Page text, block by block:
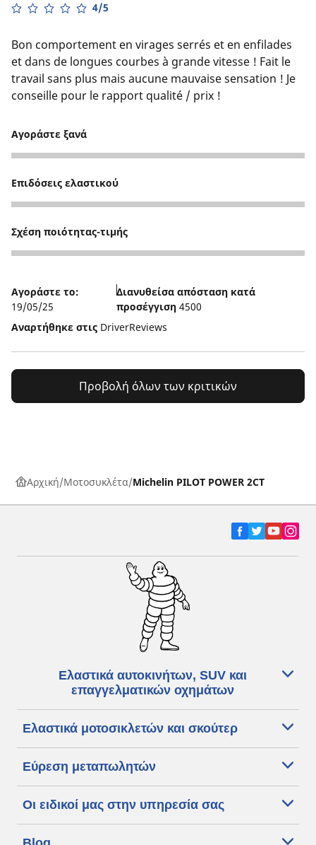
4/5
Bon comportement en virages serrés et en enfilades
et dans de longues courbes à grande vitesse ! Fait le
travail sans plus mais aucune mauvaise sensation ! Je
conseille pour le rapport qualité / prix !
Αγοράστε ξανά
4
Επιδόσεις ελαστικού
3
Σχέση ποιότητας-τιμής
5
Αγοράστε το:
19/05/25
Διανυθείσα απόσταση κατά
προσέγγιση4500
Αναρτήθηκε στις DriverReviews
Προβολή όλων των κριτικών
Αρχική Μοτοσυκλέτα Michelin PILOT POWER 2CT
Ελαστικά αυτοκινήτων, SUV και
επαγγελματικών οχημάτων
Ελαστικά μοτοσικλετών και σκούτερ
Εύρεση μεταπωλητών
Οι ειδικοί μας στην υπηρεσία σας